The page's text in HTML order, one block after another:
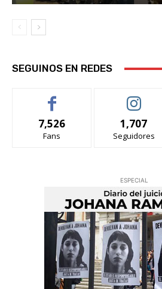
SEGUINOS EN REDES
7,526
Fans
1,707
Seguidores
ESPECIAL